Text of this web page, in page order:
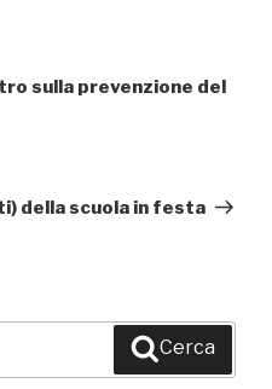
sulla prevenzione del
della scuola in festa
Cerca